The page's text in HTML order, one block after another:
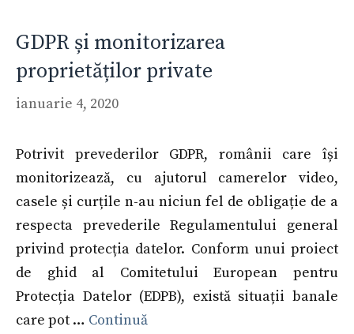
GDPR și monitorizarea
proprietăților private
ianuarie 4, 2020
Potrivit prevederilor GDPR, românii care își
monitorizează, cu ajutorul camerelor video,
casele și curțile n-au niciun fel de obligație de a
respecta prevederile Regulamentului general
privind protecția datelor. Conform unui proiect
de ghid al Comitetului European pentru
Protecția Datelor (EDPB), există situații banale
care pot … Continuă